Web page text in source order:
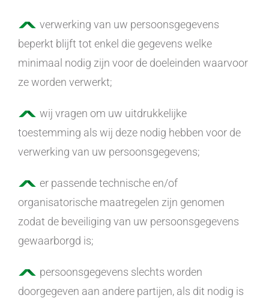
verwerking van uw persoonsgegevens
beperkt blijft tot enkel die gegevens welke
minimaal nodig zijn voor de doeleinden waarvoor
ze worden verwerkt;
wij vragen om uw uitdrukkelijke
toestemming als wij deze nodig hebben voor de
verwerking van uw persoonsgegevens;
er passende technische en/of
organisatorische maatregelen zijn genomen
zodat de beveiliging van uw persoonsgegevens
gewaarborgd is;
persoonsgegevens slechts worden
doorgegeven aan andere partijen, als dit nodig is